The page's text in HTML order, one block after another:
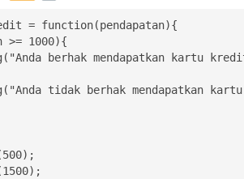
= function(pendapatan){